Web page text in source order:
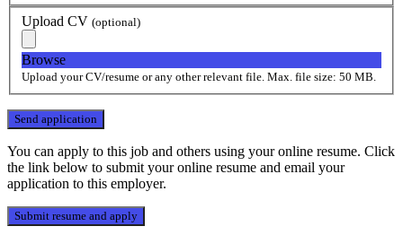
Upload CV (optional)
Browse
Upload your CV/resume or any other relevant file. Max. file size: 50 MB.
You can apply to this job and others using your online resume. Click
the link below to submit your online resume and email your
application to this employer.